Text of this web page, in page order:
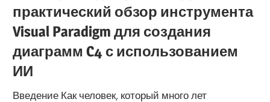
практический обзор инструмента
Visual Paradigm для создания
диаграмм C4 с использованием
ИИ
Введение Как человек, который много лет